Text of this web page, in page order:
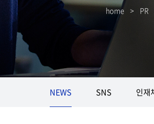
home > PR
NEWS SNS 인재